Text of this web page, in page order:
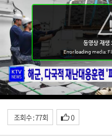
조회수 : 77회 0